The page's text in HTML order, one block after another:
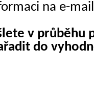
na e-
v průběhu
do